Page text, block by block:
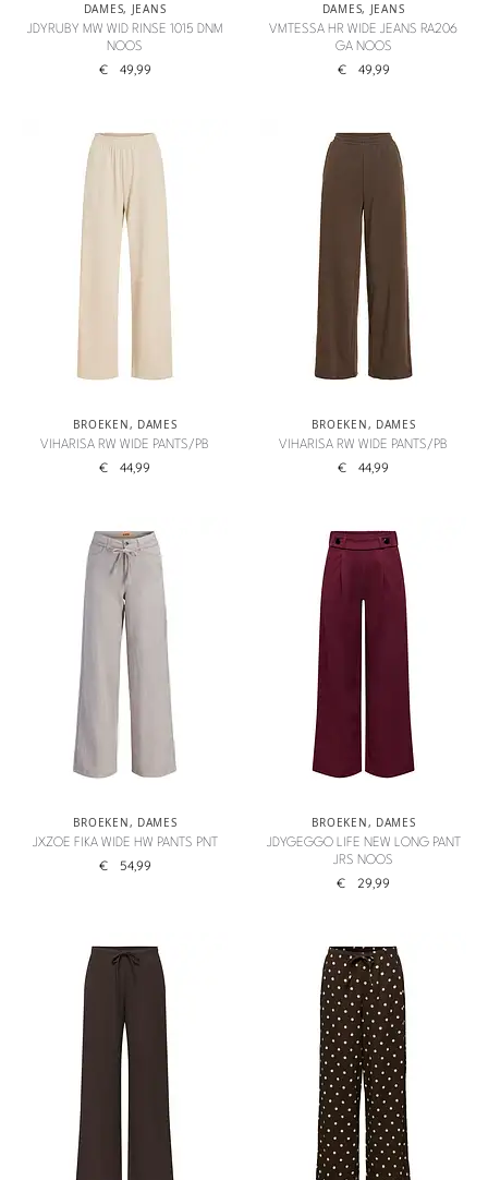
DAMES, JEANS
JDYRUBY MW WID RINSE 1015 DNM
NOOS
€ 49,99
DAMES, JEANS
VMTESSA HR WIDE JEANS RA206
GA NOOS
€ 49,99
BROEKEN, DAMES
VIHARISA RW WIDE PANTS/PB
€ 44,99
BROEKEN, DAMES
VIHARISA RW WIDE PANTS/PB
€ 44,99
BROEKEN, DAMES
JXZOE FIKA WIDE HW PANTS PNT
€ 54,99
BROEKEN, DAMES
JDYGEGGO LIFE NEW LONG PANT
JRS NOOS
€ 29,99